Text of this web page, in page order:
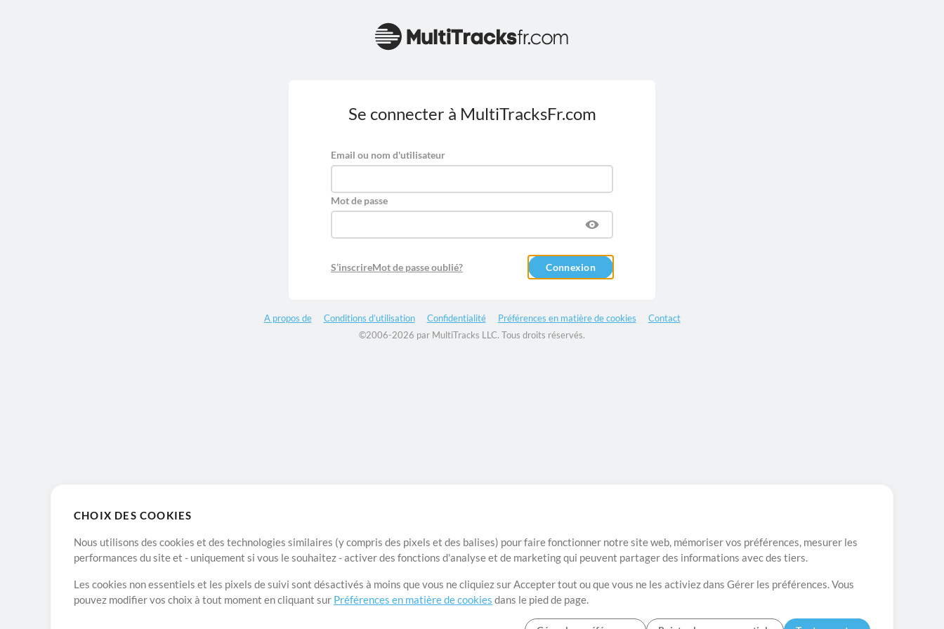
CHOIX DES COOKIES
Nous utilisons des cookies et des technologies similaires (y compris des pixels et des balises) pour faire fonctionner notre site web, mémoriser vos préférences, mesurer les
performances du site et - uniquement si vous le souhaitez - activer des fonctions d'analyse et de marketing qui peuvent partager des informations avec des tiers.
Les cookies non essentiels et les pixels de suivi sont désactivés à moins que vous ne cliquiez sur Accepter tout ou que vous ne les activiez dans Gérer les préférences. Vous
pouvez modifier vos choix à tout moment en cliquant sur Préférences en matière de cookies dans le pied de page.
Se connecter à MultiTracksFr.com
Email ou nom d'utilisateur
Mot de passe
S’inscrireMot de passe oublié? Connexion
A propos de Conditions d’utilisation Confidentialité Préférences en matière de cookies
Contact
©2006-2026 par MultiTracks LLC. Tous droits réservés.